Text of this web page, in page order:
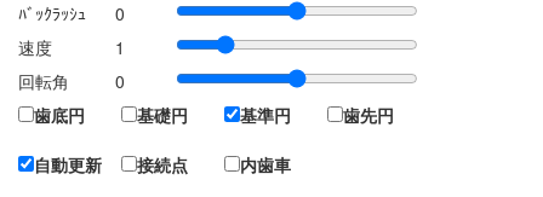
ﾊﾞｯｸﾗｯｼｭ
0
速度
1
回転角
0
歯底円
基礎円 基準円 歯先円
自動更新 接続点 内歯車